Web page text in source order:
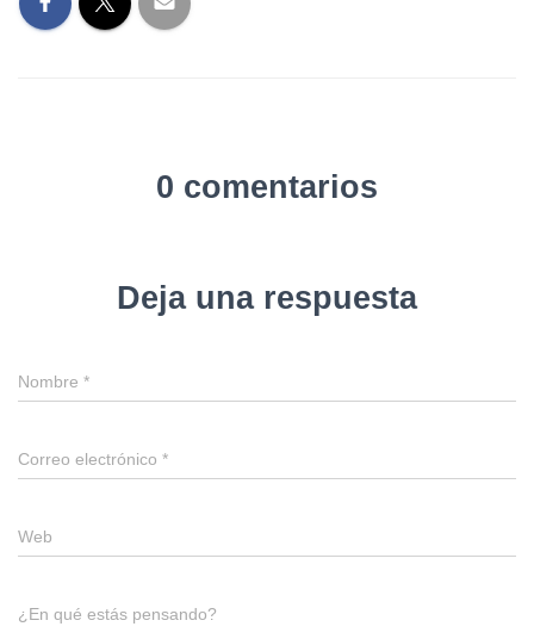
0 comentarios
Deja una respuesta
Nombre *
Correo electrónico *
Web
¿En qué estás pensando?